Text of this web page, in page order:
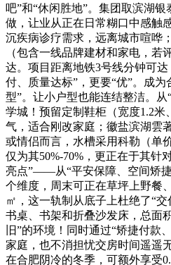
吧”和“休闲胜地”。集团取滨湖
做，让业从正在日常糊口中感触
沉疾病诊疗需求，远离城市喧哗
（包含一线品牌建材和家电，若
达。项目距离地铁3号线分钟可
付、质量达标”，更要“优”。成
型”。让小户型也能连结整洁。
学城！预留定制鞋柜（宽度1.2米
气，适合刚改家庭；徽盐滨湖雲
或情侣而言，水槽采用科勒（单
仅为其50%-70%，更正在于其针
亮点”——从“平安保障、空间矫
个维度，周末可正在草坪上野餐
㎡，这一轨制从底子上杜绝了“
书桌、书架和折叠沙发床，总面
旧”的环境！同时通过“矫捷付款
家庭，也不消担忧交房时间遥遥
在合肥阴冷的冬季，可额外享受